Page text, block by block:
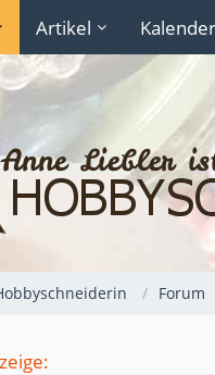
Artikel Kalender
Forum